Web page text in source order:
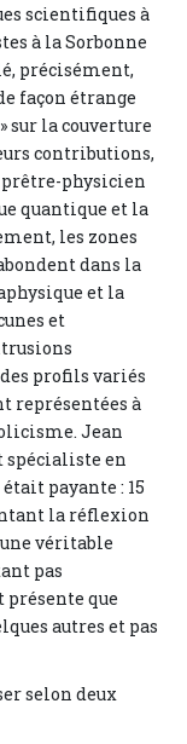
scientifiques à
à la Sorbonne
précisément,
façon étrange
sur la couverture
contributions,
prêtre-physicien
quantique et la
les zones
dans la
et la
et
profils variés
représentées à
Jean
spécialiste en
payante : 15
la réflexion
une véritable
pas
présente que
autres et pas
selon deux